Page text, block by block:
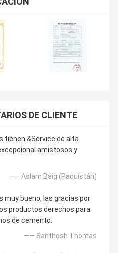
DE CLIENTE
tienen &Service de alta
amistosos y
—— Aslam Baig (Paquistán)
muy bueno, las gracias por
productos derechos para
de cemento.
—— Santhosh Thomas